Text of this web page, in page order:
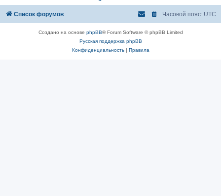
Список форумов Часовой пояс: UTC
Создано на основе phpBB® Forum Software © phpBB Limited
Русская поддержка phpBB
Конфиденциальность| Правила